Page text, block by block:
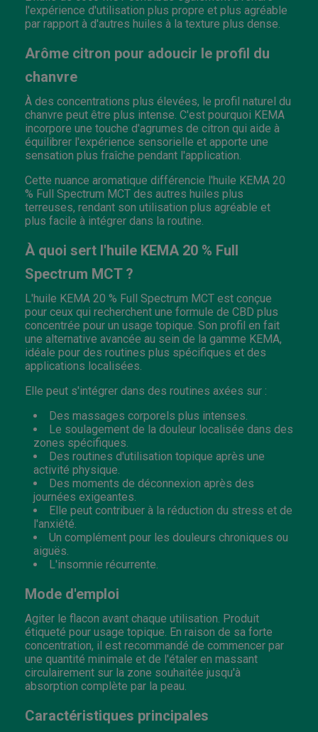
l'expérience d'utilisation plus propre et plus agréable
par rapport à d'autres huiles à la texture plus dense.
Arôme citron pour adoucir le profil du
chanvre
À des concentrations plus élevées, le profil naturel du
chanvre peut être plus intense. C'est pourquoi KEMA
incorpore une touche d'agrumes de citron qui aide à
équilibrer l'expérience sensorielle et apporte une
sensation plus fraîche pendant l'application.
Cette nuance aromatique différencie l'huile KEMA 20
% Full Spectrum MCT des autres huiles plus
terreuses, rendant son utilisation plus agréable et
plus facile à intégrer dans la routine.
À quoi sert l'huile KEMA 20 % Full
Spectrum MCT ?
L'huile KEMA 20 % Full Spectrum MCT est conçue
pour ceux qui recherchent une formule de CBD plus
concentrée pour un usage topique. Son profil en fait
une alternative avancée au sein de la gamme KEMA,
idéale pour des routines plus spécifiques et des
applications localisées.
Elle peut s'intégrer dans des routines axées sur :
Des massages corporels plus intenses.
Le soulagement de la douleur localisée dans des
zones spécifiques.
Des routines d'utilisation topique après une
activité physique.
Des moments de déconnexion après des
journées exigeantes.
Elle peut contribuer à la réduction du stress et de
l'anxiété.
Un complément pour les douleurs chroniques ou
aiguës.
L'insomnie récurrente.
Mode d'emploi
Agiter le flacon avant chaque utilisation. Produit
étiqueté pour usage topique. En raison de sa forte
concentration, il est recommandé de commencer par
une quantité minimale et de l'étaler en massant
circulairement sur la zone souhaitée jusqu'à
absorption complète par la peau.
Caractéristiques principales